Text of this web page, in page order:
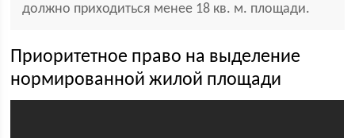
должно приходиться менее 18 кв. м. площади.
Приоритетное право на выделение
нормированной жилой площади